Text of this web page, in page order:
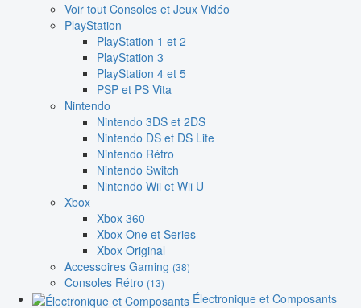
Voir tout Consoles et Jeux Vidéo
PlayStation
PlayStation 1 et 2
PlayStation 3
PlayStation 4 et 5
PSP et PS Vita
Nintendo
Nintendo 3DS et 2DS
Nintendo DS et DS Lite
Nintendo Rétro
Nintendo Switch
Nintendo Wii et Wii U
Xbox
Xbox 360
Xbox One et Series
Xbox Original
Accessoires Gaming (38)
Consoles Rétro (13)
Électronique et Composants